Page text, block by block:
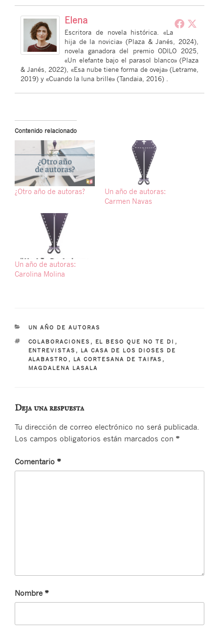
Elena
Escritora de novela histórica. «La
hija de la novicia» (Plaza & Janés, 2024),
novela ganadora del premio ODILO 2025,
«Un elefante bajo el parasol blanco» (Plaza
& Janés, 2022), «Esa nube tiene forma de oveja» (Letrame,
2019) y «Cuando la luna brille» (Tandaia, 2016) .
Contenido relacionado
¿Otro año de autoras?
Un año de autoras:
Carmen Navas
Un año de autoras:
Carolina Molina
CATEGORÍAS
UN AÑO DE AUTORAS
ETIQUETAS
COLABORACIONES , EL BESO QUE NO TE DI ,
ENTREVISTAS , LA CASA DE LOS DIOSES DE
ALABASTRO , LA CORTESANA DE TAIFAS ,
MAGDALENA LASALA
Deja una respuesta
Tu dirección de correo electrónico no será publicada.
Los campos obligatorios están marcados con *
Comentario *
Nombre *